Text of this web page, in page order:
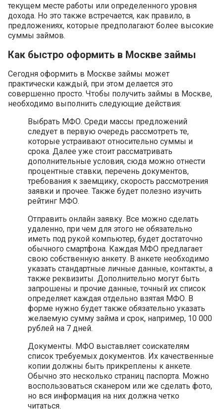
текущем месте работы или определенного уровня
дохода. Но это также встречается, как правило, в
предложениях, которые предполагают более высокие
суммы займов.
Как быстро оформить в Москве займы
Сегодня оформить в Москве займы может
практически каждый, при этом делается это
совершенно просто. Чтобы получить займы в Москве,
необходимо выполнить следующие действия:
Выбрать МФО. Среди массы предложений
следует в первую очередь рассмотреть те,
которые устраивают относительно суммы и
срока. Далее уже стоит рассматривать
дополнительные условия, сюда можно отнести
процентные ставки, перечень документов,
требования к заемщику, скорость рассмотрения
заявки и прочее. Также будет полезно изучить
рейтинг МФО.
Отправить онлайн заявку. Все можно сделать
удаленно, при чем для этого не обязательно
иметь под рукой компьютер, будет достаточно
обычного смартфона. Каждая МФО предлагает
свою собственную анкету. В анкете необходимо
указать стандартные личные данные, контакты, а
также реквизиты. Дополнительно могут быть
запрошены и прочие данные, точный их список
определяет каждая отдельно взятая МФО. В
форме нужно будет также обязательно указать
желаемую сумму займа и срок, например, 10 000
рублей на 7 дней.
Документы. МФО выставляет соискателям
список требуемых документов. Их качественные
копии должны быть прикреплены к анкете.
Обычно это несколько страниц паспорта. Можно
воспользоваться сканером или же сделать фото,
но вся информация на них должна четко
читаться.